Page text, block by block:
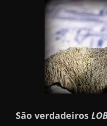
São verdadeiros